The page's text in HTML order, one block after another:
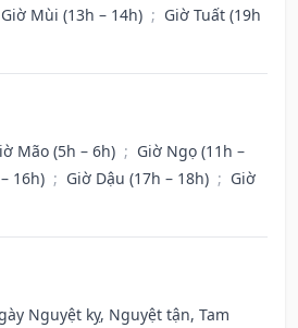
Giờ Mùi (13h – 14h) ; Giờ Tuất (19h
Mão (5h – 6h) ; Giờ Ngọ (11h –
16h) ; Giờ Dậu (17h – 18h) ; Giờ
Nguyệt kỵ, Nguyệt tận, Tam